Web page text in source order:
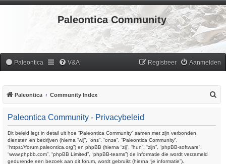
Paleontica Community
Paleontica V&A Aanmelden
Registreer
Paleontica Community Index
Paleontica Community - Privacybeleid
Dit beleid legt in detail uit hoe “Paleontica Community” samen met zijn verbonden
diensten en bedrijven (hierna “wij”, “ons”, “onze”, “Paleontica Community”,
“https://forum.paleontica.org”) en phpBB (hierna “zij”, “hun”, “zijn”, “phpBB-software”,
“www.phpbb.com”, “phpBB Limited”, “phpBB-teams”) de informatie die wordt verzameld
gedurende een bezoek aan dit forum, wordt gebruikt (hierna “je informatie”).